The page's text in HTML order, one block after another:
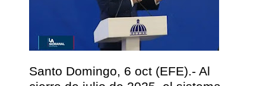
Santo Domingo, 6 oct (EFE).- Al